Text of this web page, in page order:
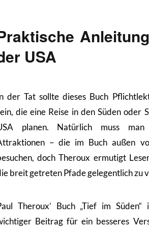
USA
der Tat sollte dieses Buch
die eine Reise in den Süden oder
planen. Natürlich muss
– die im Buch außen
doch Theroux ermutigt
breit getreten Pfade gelegentlich zu
Theroux’ Buch „Tief im
Beitrag für ein besseres